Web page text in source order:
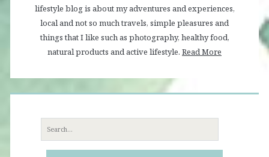
lifestyle blog is about my adventures and experiences,
local and not so much travels, simple pleasures and
things that I like such as photography, healthy food,
natural products and active lifestyle. Read More
Search
for: